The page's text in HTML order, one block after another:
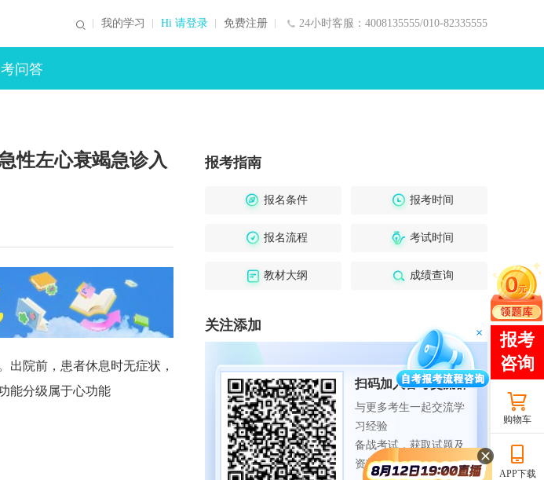
24小时客服：4008135555/010-82335555
我的学习 Hi 请登录 免费注册
问答
性左心衰竭急诊入
出院前，患者休息时无症状，
能分级属于心功能
报考指南
报名条件 报考时间
报名流程 考试时间
教材大纲 成绩查询
关注添加
扫码加入备考交流群
与更多考生一起交流学
习经验
备战考试，获取试题及
资料
购物车
APP下载